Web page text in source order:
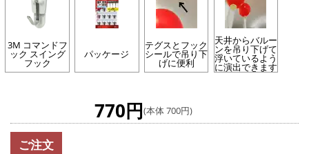
3M コマンドフ
ック スイング
フック
パッケージ
テグスとフック
シールで吊り下
げに便利
天井からバルー
ンを吊り下げて
浮いているよう
に演出できます
770円(本体 700円)
ご注文